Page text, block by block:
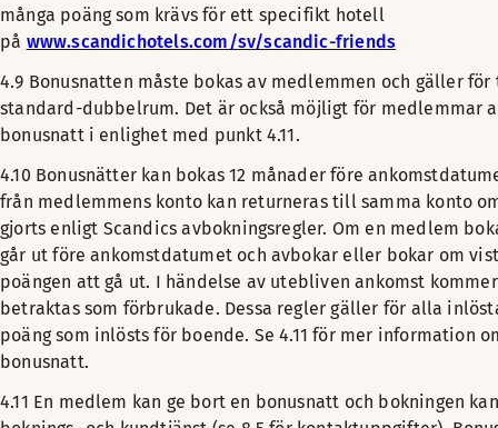
många poäng som krävs för ett specifikt hotell
på www.scandichotels.com/sv/scandic-friends
4.9 Bonusnatten måste bokas av medlemmen och gäller
standard-dubbelrum. Det är också möjligt för medlemmar
bonusnatt i enlighet med punkt 4.11.
4.10 Bonusnätter kan bokas 12 månader före
från medlemmens konto kan returneras till samma konto
gjorts enligt Scandics avbokningsregler. Om en medlem
går ut före ankomstdatumet och avbokar eller bokar om
poängen att gå ut. I händelse av utebliven ankomst
betraktas som förbrukade. Dessa regler gäller för alla
poäng som inlösts för boende. Se 4.11 för mer information
bonusnatt.
4.11 En medlem kan ge bort en bonusnatt och bokningen